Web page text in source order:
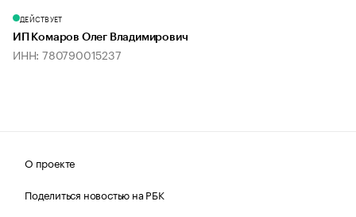
ДЕЙСТВУЕТ
ИП Комаров Олег Владимирович
ИНН: 780790015237
О проекте
Поделиться новостью на РБК